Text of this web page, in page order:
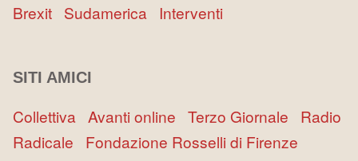
Brexit Sudamerica Interventi
SITI AMICI
Collettiva Avanti online Terzo Giornale Radio
Radicale Fondazione Rosselli di Firenze